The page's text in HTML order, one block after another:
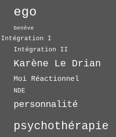
ego
Genève
Intégration I
Intégration II
Karène Le Drian
Moi Réactionnel
NDE
personnalité
psychothérapie